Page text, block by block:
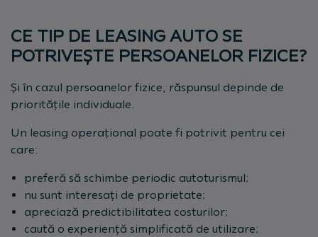
CE TIP DE LEASING AUTO SE
POTRIVEȘTE PERSOANELOR FIZICE?
Și în cazul persoanelor fizice, răspunsul depinde de
prioritățile individuale.
Un leasing operațional poate fi potrivit pentru cei
care:
preferă să schimbe periodic autoturismul;
nu sunt interesați de proprietate;
apreciază predictibilitatea costurilor;
caută o experiență simplificată de utilizare;